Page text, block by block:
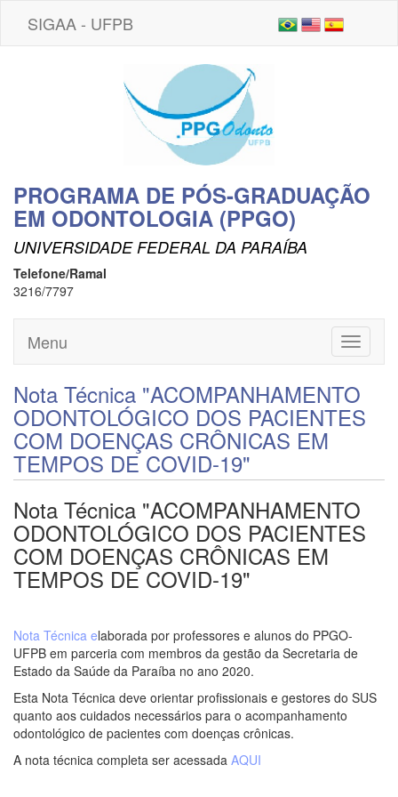
SIGAA - UFPB
PROGRAMA DE PÓS-GRADUAÇÃO
EM ODONTOLOGIA (PPGO)
UNIVERSIDADE FEDERAL DA PARAÍBA
Telefone/Ramal
3216/7797
Toggle
Menu
Nota Técnica "ACOMPANHAMENTO
ODONTOLÓGICO DOS PACIENTES
COM DOENÇAS CRÔNICAS EM
TEMPOS DE COVID-19"
Nota Técnica "ACOMPANHAMENTO
ODONTOLÓGICO DOS PACIENTES
COM DOENÇAS CRÔNICAS EM
TEMPOS DE COVID-19"
Nota Técnica elaborada por professores e alunos do PPGO-
UFPB em parceria com membros da gestão da Secretaria de
Estado da Saúde da Paraíba no ano 2020.
Esta Nota Técnica deve orientar profissionais e gestores do SUS
quanto aos cuidados necessários para o acompanhamento
odontológico de pacientes com doenças crônicas.
A nota técnica completa ser acessada AQUI